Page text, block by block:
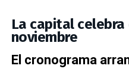
La capital
noviembre
El cronograma